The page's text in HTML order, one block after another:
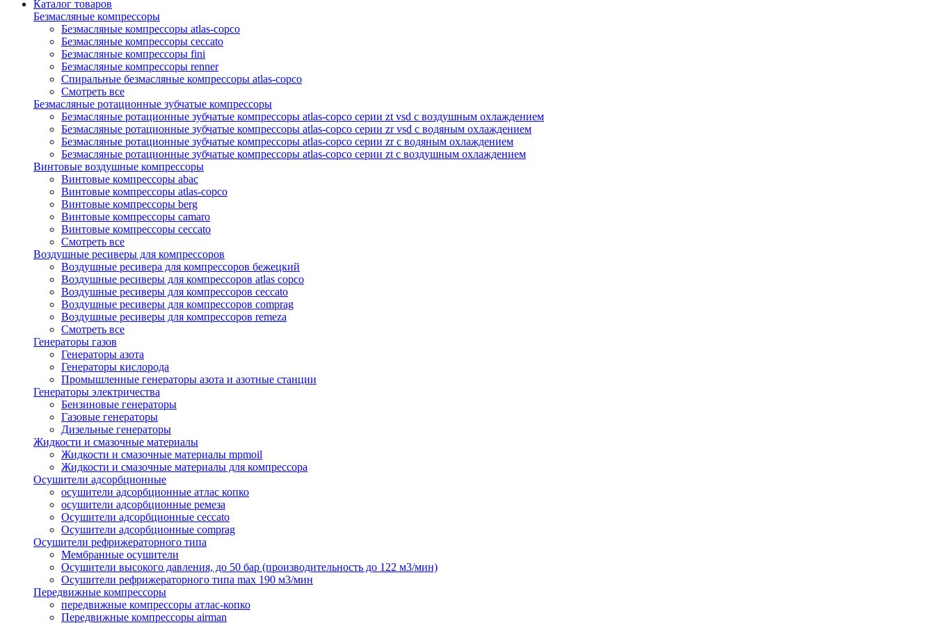
Каталог товаров
Безмасляные компрессоры
Безмасляные компрессоры atlas-copco
Безмасляные компрессоры ceccato
Безмасляные компрессоры fini
Безмасляные компрессоры renner
Спиральные безмасляные компрессоры atlas-copco
Смотреть все
Безмасляные ротационные зубчатые компрессоры
Безмасляные ротационные зубчатые компрессоры atlas-copco серии zt vsd с воздушным охлаждением
Безмасляные ротационные зубчатые компрессоры atlas-copco серии zr vsd с водяным охлаждением
Безмасляные ротационные зубчатые компрессоры atlas-copco серии zr с водяным охлаждением
Безмасляные ротационные зубчатые компрессоры atlas-copco серии zt с воздушным охлаждением
Винтовые воздушные компрессоры
Винтовые компрессоры abac
Винтовые компрессоры atlas-copco
Винтовые компрессоры berg
Винтовые компрессоры camaro
Винтовые компрессоры ceccato
Смотреть все
Воздушные ресиверы для компрессоров
Воздушные ресивера для компрессоров бежецкий
Воздушные ресиверы для компрессоров atlas copco
Воздушные ресиверы для компрессоров ceccato
Воздушные ресиверы для компрессоров comprag
Воздушные ресиверы для компрессоров remeza
Смотреть все
Генераторы газов
Генераторы азота
Генераторы кислорода
Промышленные генераторы азота и азотные станции
Генераторы электричества
Бензиновые генераторы
Газовые генераторы
Дизельные генераторы
Жидкости и смазочные материалы
Жидкости и смазочные материалы mpmoil
Жидкости и смазочные материалы для компрессора
Осушители адсорбционные
осушители адсорбционные атлас копко
осушители адсорбционные ремеза
Осушители адсорбционные ceccato
Осушители адсорбционные comprag
Осушители рефрижераторного типа
Мембранные осушители
Осушители высокого давления, до 50 бар (производительность до 122 м3/мин)
Осушители рефрижераторного типа max 190 м3/мин
Передвижные компрессоры
передвижные компрессоры атлас-копко
Передвижные компрессоры airman